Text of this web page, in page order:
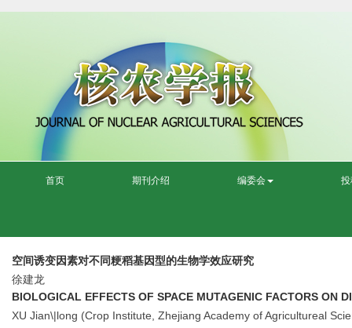
首页 期刊介绍 编委会
空间诱变因素对不同粳稻基因型的生物学效应研究
徐建龙
BIOLOGICAL EFFECTS OF SPACE MUTAGENIC FACTORS ON
XU Jian\|long (Crop Institute, Zhejiang Academy of Agricultureal